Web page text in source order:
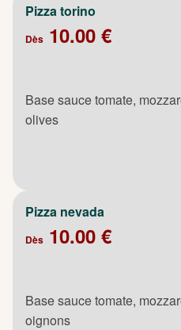
Pizza torino
Dès 10.00 €
Base sauce tomate,
olives
Pizza nevada
Dès 10.00 €
Base sauce tomate,
oignons